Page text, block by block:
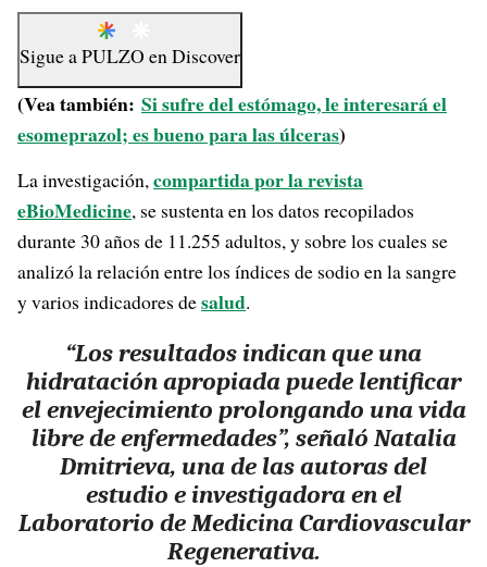
Sigue aPULZO enDiscover
(Vea también: Si sufre del estómago, le interesará el
esomeprazol; es bueno para las úlceras)
La investigación,compartida por la revista
eBioMedicine, se sustenta en los datos recopilados
durante 30 años de 11.255 adultos, y sobre los cuales se
analizó la relación entre los índices de sodio en la sangre
y varios indicadores desalud.
“Los resultados indican que una
hidratación apropiada puede lentificar
el envejecimiento prolongando una vida
libre de enfermedades”, señaló Natalia
Dmitrieva, una de las autoras del
estudio e investigadora en el
Laboratorio de Medicina Cardiovascular
Regenerativa.